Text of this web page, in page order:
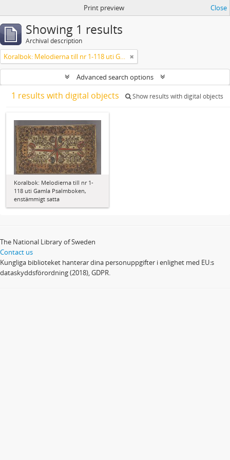
Print preview Close
Showing 1 results
Archival description
Koralbok: Melodierna till nr 1-118 uti Gamla Psalmboken, enstämmigt satta
Advanced search options
1 results with digital objects Show results with digital objects
Koralbok: Melodierna till nr 1-
118 uti Gamla Psalmboken,
enstämmigt satta
The National Library of Sweden
Contact us
Kungliga biblioteket hanterar dina personuppgifter i enlighet med EU:s
dataskyddsförordning (2018), GDPR.